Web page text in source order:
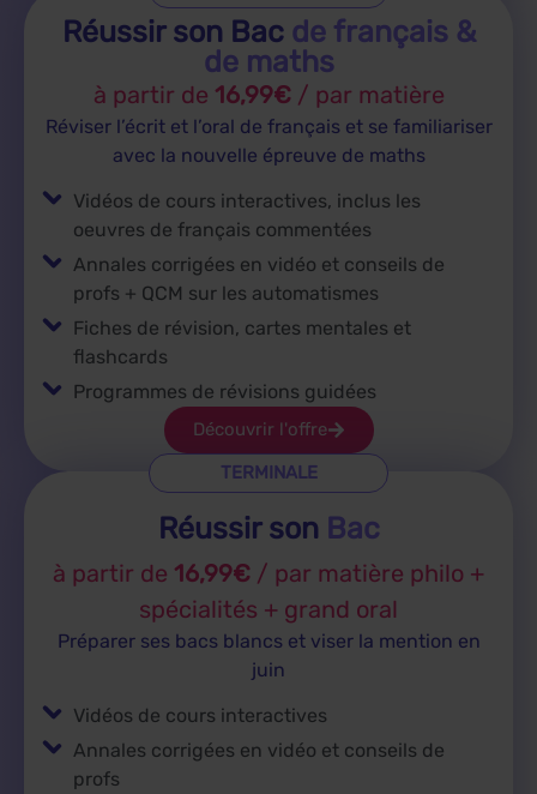
Réussir son Bacde français &
de maths
à partir de 16,99€/ par matière
Réviser l’écrit et l’oral de français et se familiariser
avec la nouvelle épreuve de maths
Vidéos de cours interactives, inclus les
oeuvres de français commentées
Annales corrigées en vidéo et conseils de
profs + QCM sur les automatismes
Fiches de révision, cartes mentales et
flashcards
Programmes de révisions guidées
Découvrir l'offre
TERMINALE
Réussir son Bac
à partir de 16,99€ / par matière philo +
spécialités + grand oral
Préparer ses bacs blancs et viser la mention en
juin
Vidéos de cours interactives
Annales corrigées en vidéo et conseils de
profs